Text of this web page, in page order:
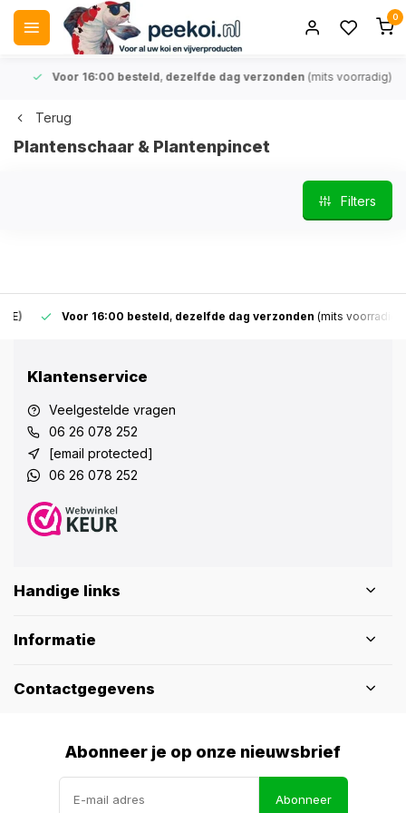
0
Voor 16:00 besteld,dezelfde dag verzonden(mits voorradig)
Terug
Plantenschaar & Plantenpincet
Filters
Voor 16:00 besteld,dezelfde dag verzonden(mits voorradig)
Klantenservice
Veelgestelde vragen
06 26 078 252
[email protected]
06 26 078 252
Handige links
Informatie
Contactgegevens
Abonneer je op onze nieuwsbrief
Abonneer